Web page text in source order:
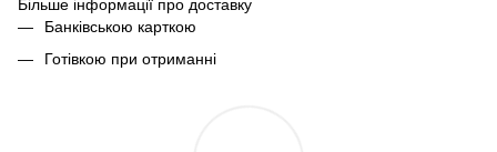
Більше інформації про доставку
Банківською карткою
Готівкою при отриманні